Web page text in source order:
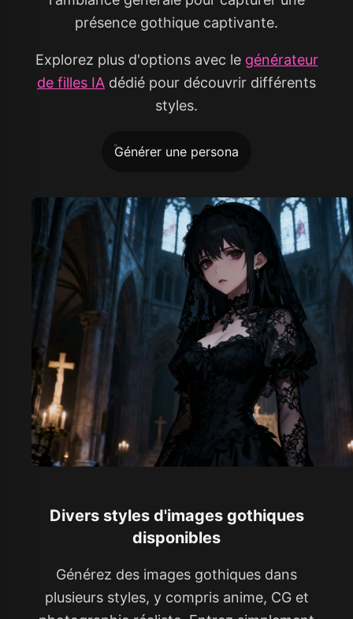
présence gothique captivante.
Explorez plus d'options avec le générateur
de filles IA dédié pour découvrir différents
styles.
Générer une persona
Divers styles d'images gothiques
disponibles
Générez des images gothiques dans
plusieurs styles, y compris anime, CG et